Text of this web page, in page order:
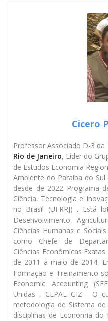
Cicero
Professor Associado D-3 da
Rio de Janeiro, Líder do
de Estudos Economia
Ambiente do Paraíba do Sul
desde de 2022 Programa
Ciência, Tecnologia e
no Brasil (UFRRJ) . Está
Desenvolvimento,
Ciências Humanas e
como Chefe de
Ciências Econômicas
de 2011 a maio de 2014.
Formação e Treinamento
Economic Accounting
Unidas , CEPAL GIZ . O
metodologia de Sistema
disciplinas de Economia